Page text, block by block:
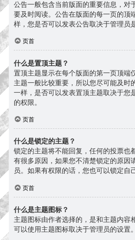
公告一般包含当前版面的重要信息，对
要及时阅读。公告在版面的每一页的顶
样，您是否可以发表公告取决于管理员
页首
什么是置顶主题？
置顶主题显示在每个版面的第一页顶端
主题一般比较重要，所以您尽可能及时
一样，是否可以发表置顶主题取决于您
的权限。
页首
什么是锁定的主题？
锁定的主题将不能回复，任何的投票也
有很多原因，如果您不清楚锁定的原因
员。如果有权限的话，您也可以锁定自
页首
什么是主题图标？
主题图标由作者选择的，是和主题内容
可以使用主题图标取决于管理员的设置。